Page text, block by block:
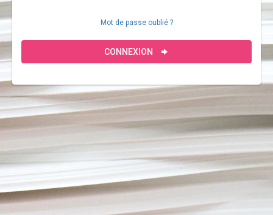
Mot de passe oublié ?
CONNEXION